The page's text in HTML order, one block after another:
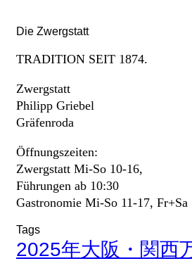
Die Zwergstatt
TRADITION SEIT 1874.
Zwergstatt
Philipp Griebel
Gräfenroda
Öffnungszeiten:
Zwergstatt Mi-So 10-16,
Führungen ab 10:30
Gastronomie Mi-So 11-17, Fr+Sa
Tags
2025年大阪・関西